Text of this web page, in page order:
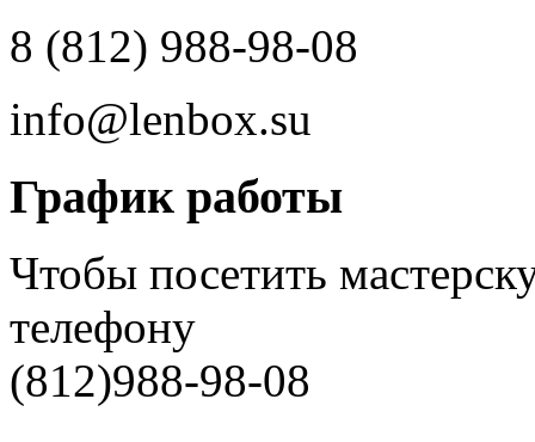
8 (812) 988-98-08
info@lenbox.su
График работы
Чтобы посетить
телефону
(812)988-98-08